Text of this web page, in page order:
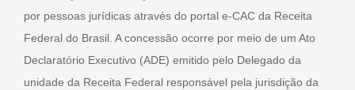
por pessoas jurídicas através do portal e-CAC da Receita
Federal do Brasil. A concessão ocorre por meio de um Ato
Declaratório Executivo (ADE) emitido pelo Delegado da
unidade da Receita Federal responsável pela jurisdição da